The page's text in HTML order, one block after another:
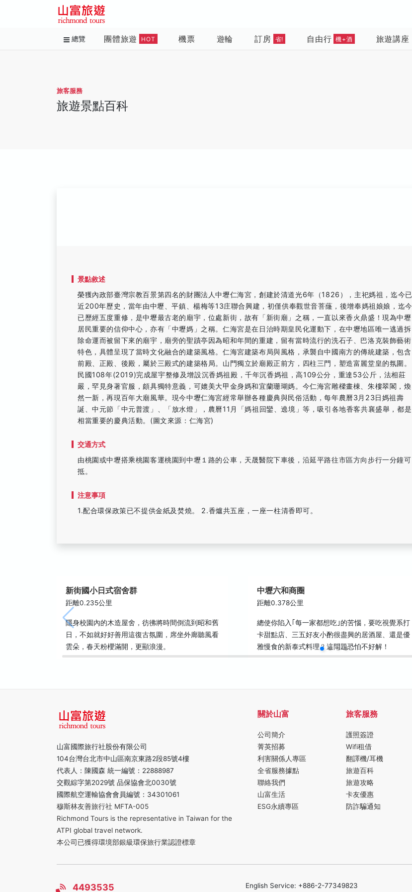
總覽 團體旅遊 HOT 機票 遊輪 訂房 省! 自由行 機+酒 旅遊講座
旅客服務
旅遊景點百科
景點敘述
榮獲內政部臺灣宗教百景第四名的財團法人中壢仁海宮，創建於清道光6年（1826），主祀媽祖，迄今已
近200年歷史，當年由中壢、平鎮、楊梅等13庄聯合興建，初僅供奉觀世音菩蕯，後增奉媽祖娘娘，迄今
已歷經五度重修，是中壢最古老的廟宇，位處新街，故有「新街廟」之稱，一直以來香火鼎盛！現為中壢
居民重要的信仰中心，亦有「中壢媽」之稱。仁海宮是在日治時期皇民化運動下，在中壢地區唯一逃過拆
除命運而被留下來的廟宇，廟旁的聖蹟亭因為昭和年間的重建，留有當時流行的洗石子、巴洛克裝飾藝術
特色，具體呈現了當時文化融合的建築風格。仁海宮建築布局與風格，承襲自中國南方的傳統建築，包含
前殿、正殿、後殿，屬於三殿式的建築格局。山門獨立於廟殿正前方，四柱三門，塑造富麗堂皇的氛圍。
民國108年(2019)完成屋宇整修及增設沉香媽祖殿，千年沉香媽祖，高109公分，重達53公斤，法相莊
嚴，罕見身著官服，頗具獨特意義，可媲美大甲金身媽和宜蘭珊瑚媽。今仁海宮雕樑畫棟、朱樓翠閣，煥
然一新，再現百年大廟風華。現今中壢仁海宮經常舉辦各種慶典與民俗活動，每年農曆3月23日媽祖壽
誕、中元節「中元普渡」、「放水燈」，農曆11月「媽祖回鑾、遶境」等，吸引各地香客共襄盛舉，都是
相當重要的慶典活動。(圖文來源：仁海宮)
交通方式
由桃園或中壢搭乘桃園客運桃園到中壢１路的公車，天晟醫院下車後，沿延平路往市區方向步行一分鐘可
抵。
注意事項
1.配合環保政策已不提供金紙及焚燒。 2.香爐共五座，一座一柱清香即可。
新街國小日式宿舍群
距離0.235公里
隱身校園內的木造屋舍，彷彿將時間倒流到昭和舊
日，不如就好好善用這復古氛圍，席坐外廊聽風看
雲朵，春天粉櫻滿開，更顯浪漫。
中壢六和商圈
距離0.378公里
總使你陷入｢每一家都想吃｣的苦惱，要吃視覺系打
卡甜點店、三五好友小酌很盡興的居酒屋、還是優
雅慢食的新泰式料理﹖這問題恐怕不好解！
山富國際旅行社股份有限公司
104台灣台北市中山區南京東路2段85號4樓
代表人：陳國森 統一編號：22888987
交觀綜字第2029號 品保協會北0030號
國際航空運輸協會會員編號：34301061
穆斯林友善旅行社 MFTA-005
Richmond Tours is the representative in Taiwan for the
ATPI global travel network.
本公司已獲得環境部銀級環保旅行業認證標章
關於山富
公司簡介
菁英招募
利害關係人專區
全省服務據點
聯絡我們
山富生活
ESG永續專區
旅客服務
護照簽證
Wifi租借
翻譯機/耳機
旅遊百科
旅遊攻略
卡友優惠
防詐騙通知
4493535 English Service: +886-2-77349823